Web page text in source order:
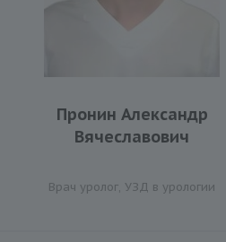
Пронин Александр
Вячеславович
Врач уролог, УЗД в урологии